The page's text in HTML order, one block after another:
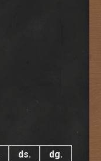
ds. dg.